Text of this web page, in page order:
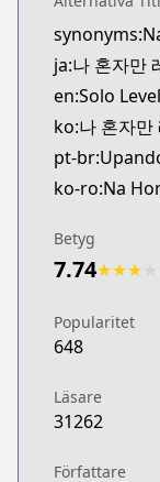
ja:나 혼자만
en:Solo
ko:나 혼자만
pt-
ko-ro:Na
Betyg
7.74★★★
Popularitet
648
Läsare
31262
Författare